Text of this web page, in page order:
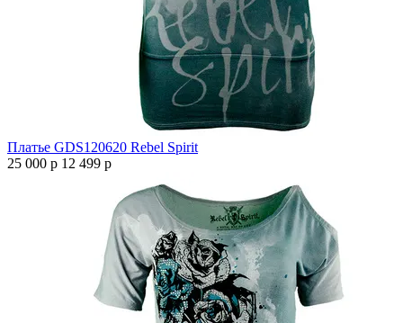
Платье GDS120620 Rebel Spirit
25 000 р 12 499 р